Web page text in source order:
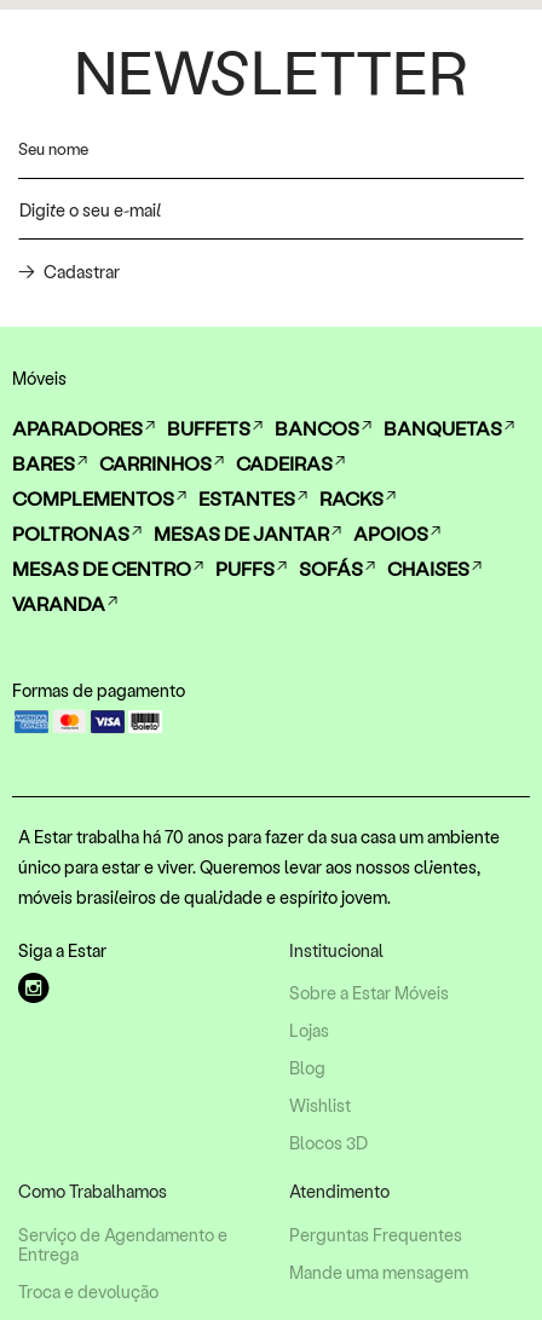
NEWSLETTER
Cadastrar
Móveis
APARADORES BUFFETS BANCOS
BANQUETAS
BARES
CARRINHOS
CADEIRAS
COMPLEMENTOS
ESTANTES
RACKS
POLTRONAS
MESAS DE JANTAR
APOIOS
MESAS DE CENTRO
PUFFS SOFÁS
CHAISES
VARANDA
Formas de pagamento
A Estar trabalha há 70 anos para fazer da sua casa um ambiente
único para estar e viver. Queremos levar aos nossos clientes,
móveis brasileiros de qualidade e espírito jovem.
Como Trabalhamos
Serviço de Agendamento e
Entrega
Troca e devolução
Institucional
Sobre a Estar Móveis
Lojas
Blog
Wishlist
Blocos 3D
Atendimento
Perguntas Frequentes
Mande uma mensagem
Siga a Estar